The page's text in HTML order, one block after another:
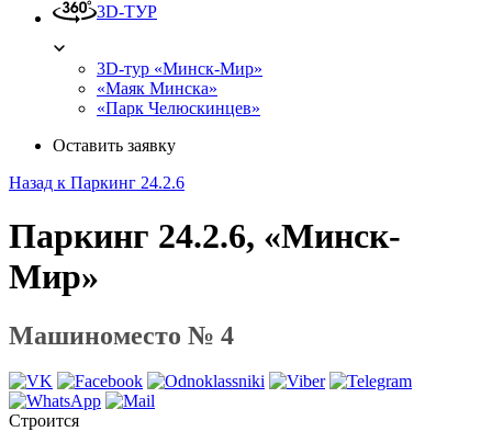
3D-ТУР
3D-тур «Минск-Мир»
«Маяк Минска»
«Парк Челюскинцев»
Оставить заявку
Назад к Паркинг 24.2.6
Паркинг 24.2.6, «Минск-
Мир»
Машиноместо № 4
Строится